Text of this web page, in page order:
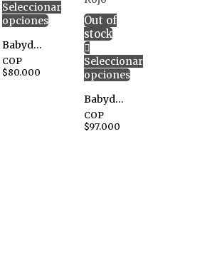
Seleccionar
opciones
Babydoll Loto
COP
$80.000
Out of
stock
Seleccionar
opciones
Babydoll Corset Rose – Rojo
COP
$97.000